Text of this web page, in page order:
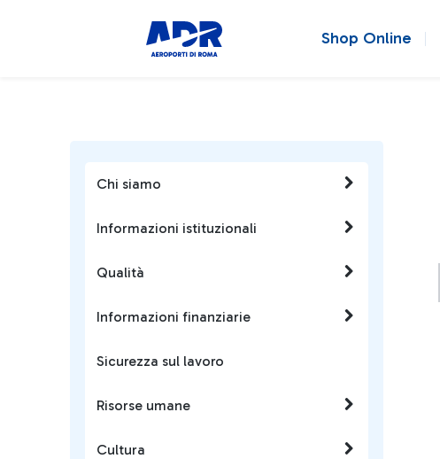
Shop Online
Chi siamo
Informazioni istituzionali
Qualità
Informazioni finanziarie
Sicurezza sul lavoro
Risorse umane
Cultura